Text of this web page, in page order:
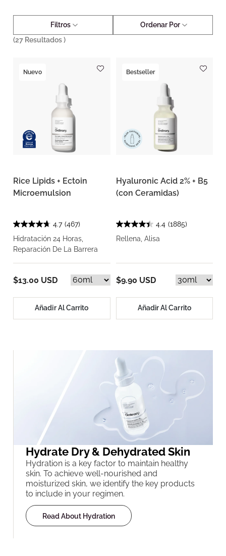
Filtros
Ordenar Por
(27 Resultados )
Nuevo
Rice Lipids + Ectoin
Microemulsion
4.7 (467)
Hidratación 24 Horas,
Reparación De La Barrera
$13.00 USD
Añadir Al Carrito
Bestseller
Hyaluronic Acid 2% + B5
(con Ceramidas)
4.4 (1885)
Rellena, Alisa
$9.90 USD
Añadir Al Carrito
Hydrate Dry & Dehydrated Skin
Hydration is a key factor to maintain healthy
skin. To achieve well-nourished and
moisturized skin, we identify the key products
to include in your regimen.
Read About Hydration